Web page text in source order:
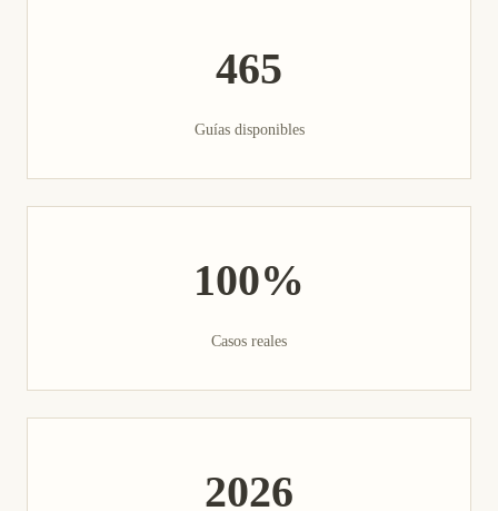
465
Guías disponibles
100%
Casos reales
2026